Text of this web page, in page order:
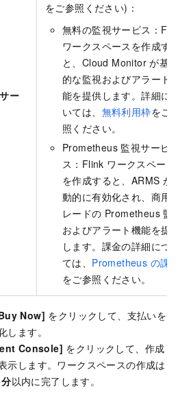
ー
をご参照ください)：
無料の監視サービス：
ワークスペースを作成す
と、Cloud Monitor が基
的な監視およびアラート
能を提供します。詳細に
いては、 無料利用枠をご
照ください。
Prometheus 監視サービ
ス：Flink ワークスペース
を作成すると、ARMS が
動的に有効化され、商用
レードの Prometheus 監
およびアラート機能を提
します。課金の詳細につ
ては、 Prometheus の課
をご参照ください。
Now] をクリックして、支払いを
します。
Console] をクリックして、作成
示します。ワークスペースの作成は
以内に完了します。